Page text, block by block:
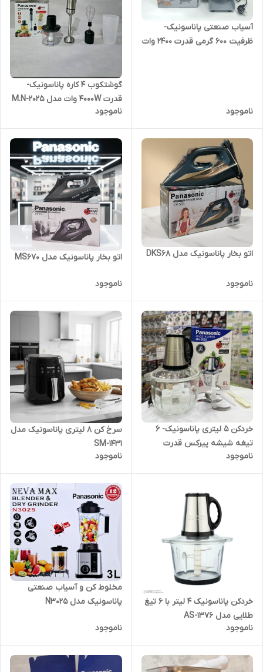
آسیاب صنعتی پاناسونیک-
ظرفیت 600 گرمی قدرت 2400 وات
ناموجود
گوشتکوب 4 کاره پاناسونیک-
قدرت 4000W وات مدل M.N-2025
ناموجود
اتو بخار پاناسونیک مدل DKS68
ناموجود
اتو بخار پاناسونیک مدل MS670
ناموجود
خردکن 5 لیتری پاناسونیک- ۶
تیغه شیشه پیرکس قدرت
6000W وات مدل MA-2023
ناموجود
سرخ کن 8 لیتری پانا‌سونیک مدل
SM-1431
ناموجود
خردکن پاناسونیک 4 لیتر با 6 تیغ
طلایی مدل AS-1376
ناموجود
مخلوط کن و آسیاب صنعتی
پاناسونیک مدل N3025
ناموجود